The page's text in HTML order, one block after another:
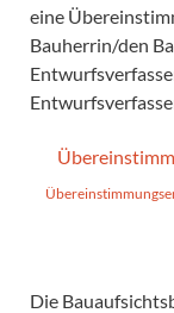
eine
Bauherrin/den
Die